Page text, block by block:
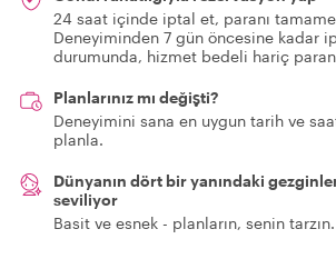
24 saat içinde iptal et, paranı
Deneyiminden 7 gün öncesine kadar
durumunda, hizmet bedeli hariç
Planlarınız mı değişti?
Deneyimini sana en uygun tarih ve
planla.
Dünyanın dört bir yanındaki
seviliyor
Basit ve esnek - planların, senin tarzın.